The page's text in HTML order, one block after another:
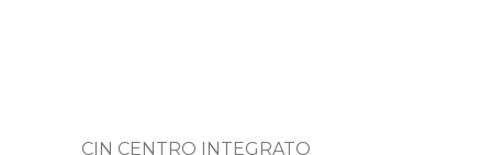
CIN CENTRO INTEGRATO